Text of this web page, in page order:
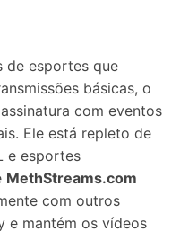
de esportes que
básicas, o
com eventos
Ele está repleto de
e esportes
MethStreams.com
com outros
e mantém os vídeos